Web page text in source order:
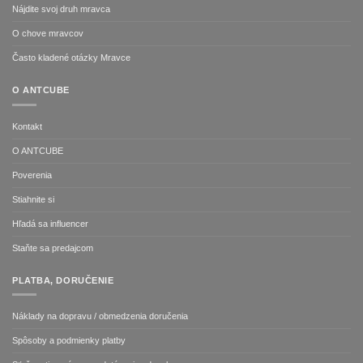
Nájdite svoj druh mravca
O chove mravcov
Často kladené otázky Mravce
O ANTCUBE
Kontakt
O ANTCUBE
Poverenia
Stiahnite si
Hľadá sa influencer
Staňte sa predajcom
PLATBA, DORUČENIE
Náklady na dopravu / obmedzenia doručenia
Spôsoby a podmienky platby